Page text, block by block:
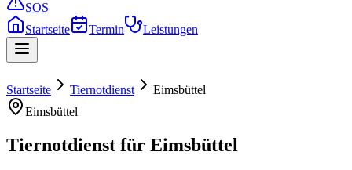
SOS
Startseite
Termin Leistungen
Startseite Tiernotdienst
Eimsbüttel
Eimsbüttel
Tiernotdienst für Eimsbüttel